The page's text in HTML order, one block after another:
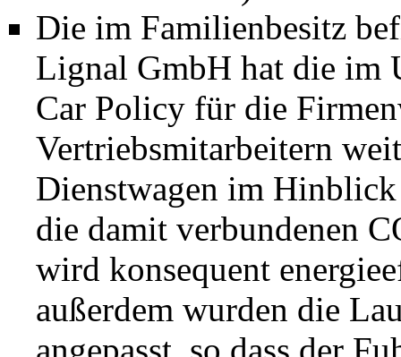
Die im Familienbesitz
Lignal GmbH hat die im
Car Policy für die
Vertriebsmitarbeitern
Dienstwagen im
die damit verbundenen
wird konsequent
außerdem wurden die